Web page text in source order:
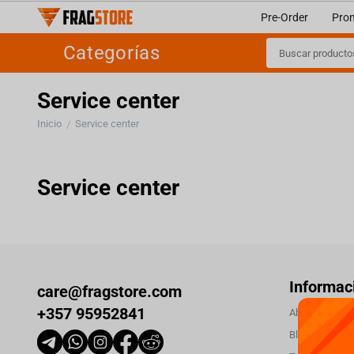
Pre-Order
Categorías
Service center
Inicio / Service center
Service center
care@fragstore.com
+357 95952841
About us
Blog